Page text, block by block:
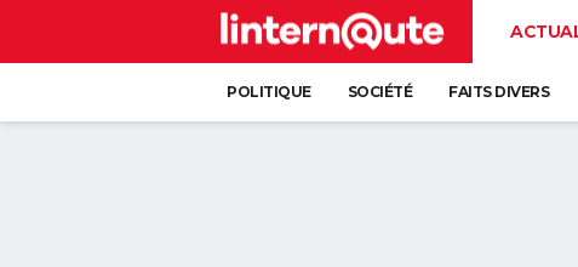
POLITIQUE SOCIÉTÉ FAITS DIVERS